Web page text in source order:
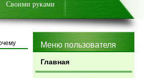
Своими руками
Меню пользователя
Главная